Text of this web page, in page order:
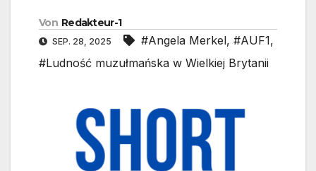
Von Redakteur-1
SEP. 28, 2025 #Angela Merkel, #AUF1,
#Ludność muzułmańska w Wielkiej Brytanii